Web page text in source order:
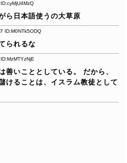
ID:cyMjU4MzQ
ら日本語使うの大草原
ID:M0NTk5ODQ
られるな
ID:MzMTYzNjE
善いこととしている。
だから、
けることは、イスラム教徒として